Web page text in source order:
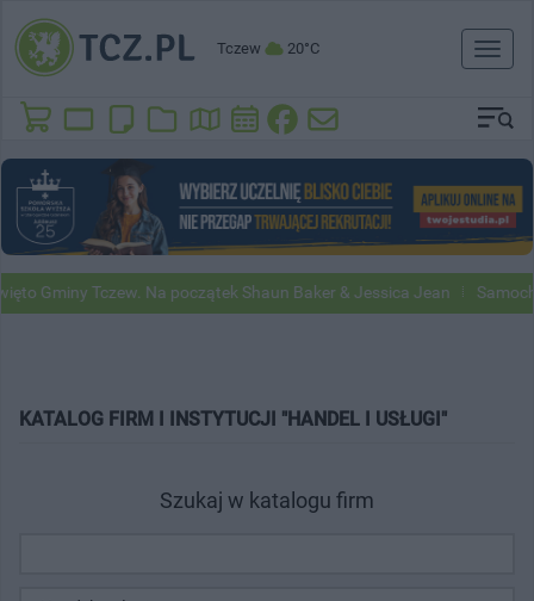
Tczew 20°C
Toggle
Tczew. Na początek Shaun Baker & Jessica Jean Samochody
KATALOG FIRM I INSTYTUCJI "HANDEL I USŁUGI"
Szukaj w katalogu firm